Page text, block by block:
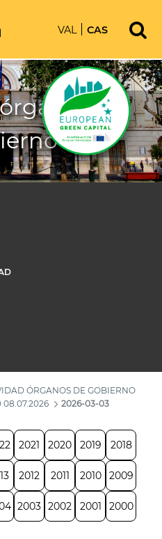
VAL CAS
de
ÓRGANOS DE GOBIERNO
08.07.2026
2026-03-03
2021 2020 2019 2018
2012 2011 2010 2009
2003 2002 2001 2000